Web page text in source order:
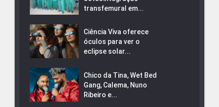
transfemural em...
Ciência Viva oferece
óculos para ver o
eclipse solar...
Chico da Tina, Wet Bed
Gang, Calema, Nuno
Ribeiro e...